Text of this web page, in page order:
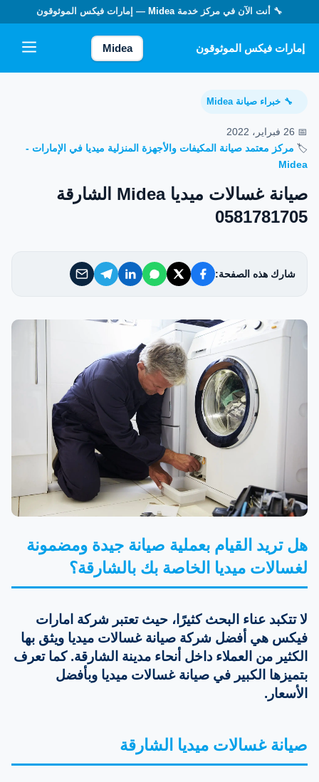
🔧 أنت الآن في مركز خدمةMidea — إمارات فيكس الموثوقون
إمارات فيكس الموثوقون Midea
إمارات فيكس الموثوقون
تواصل معنا
سياسة الخصوصية
🔧 خبراء صيانة Midea
📅 26 فبراير، 2022
🏷️ مركز معتمد صيانة المكيفات والأجهزة المنزلية ميديا في الإمارات -
Midea
صيانة غسالات ميديا Midea الشارقة
0581781705
شارك هذه الصفحة:
هل تريد القيام بعملية صيانة جيدة ومضمونة
لغسالات ميديا الخاصة بك بالشارقة؟
لا تتكبد عناء البحث كثيرًا، حيث تعتبر شركة امارات
فيكس هي أفضل شركة صيانة غسالات ميديا ويثق بها
الكثير من العملاء داخل أنحاء مدينة الشارقة. كما تعرف
بتميزها الكبير في صيانة غسالات ميديا وبأفضل
الأسعار.
صيانة غسالات ميديا الشارقة